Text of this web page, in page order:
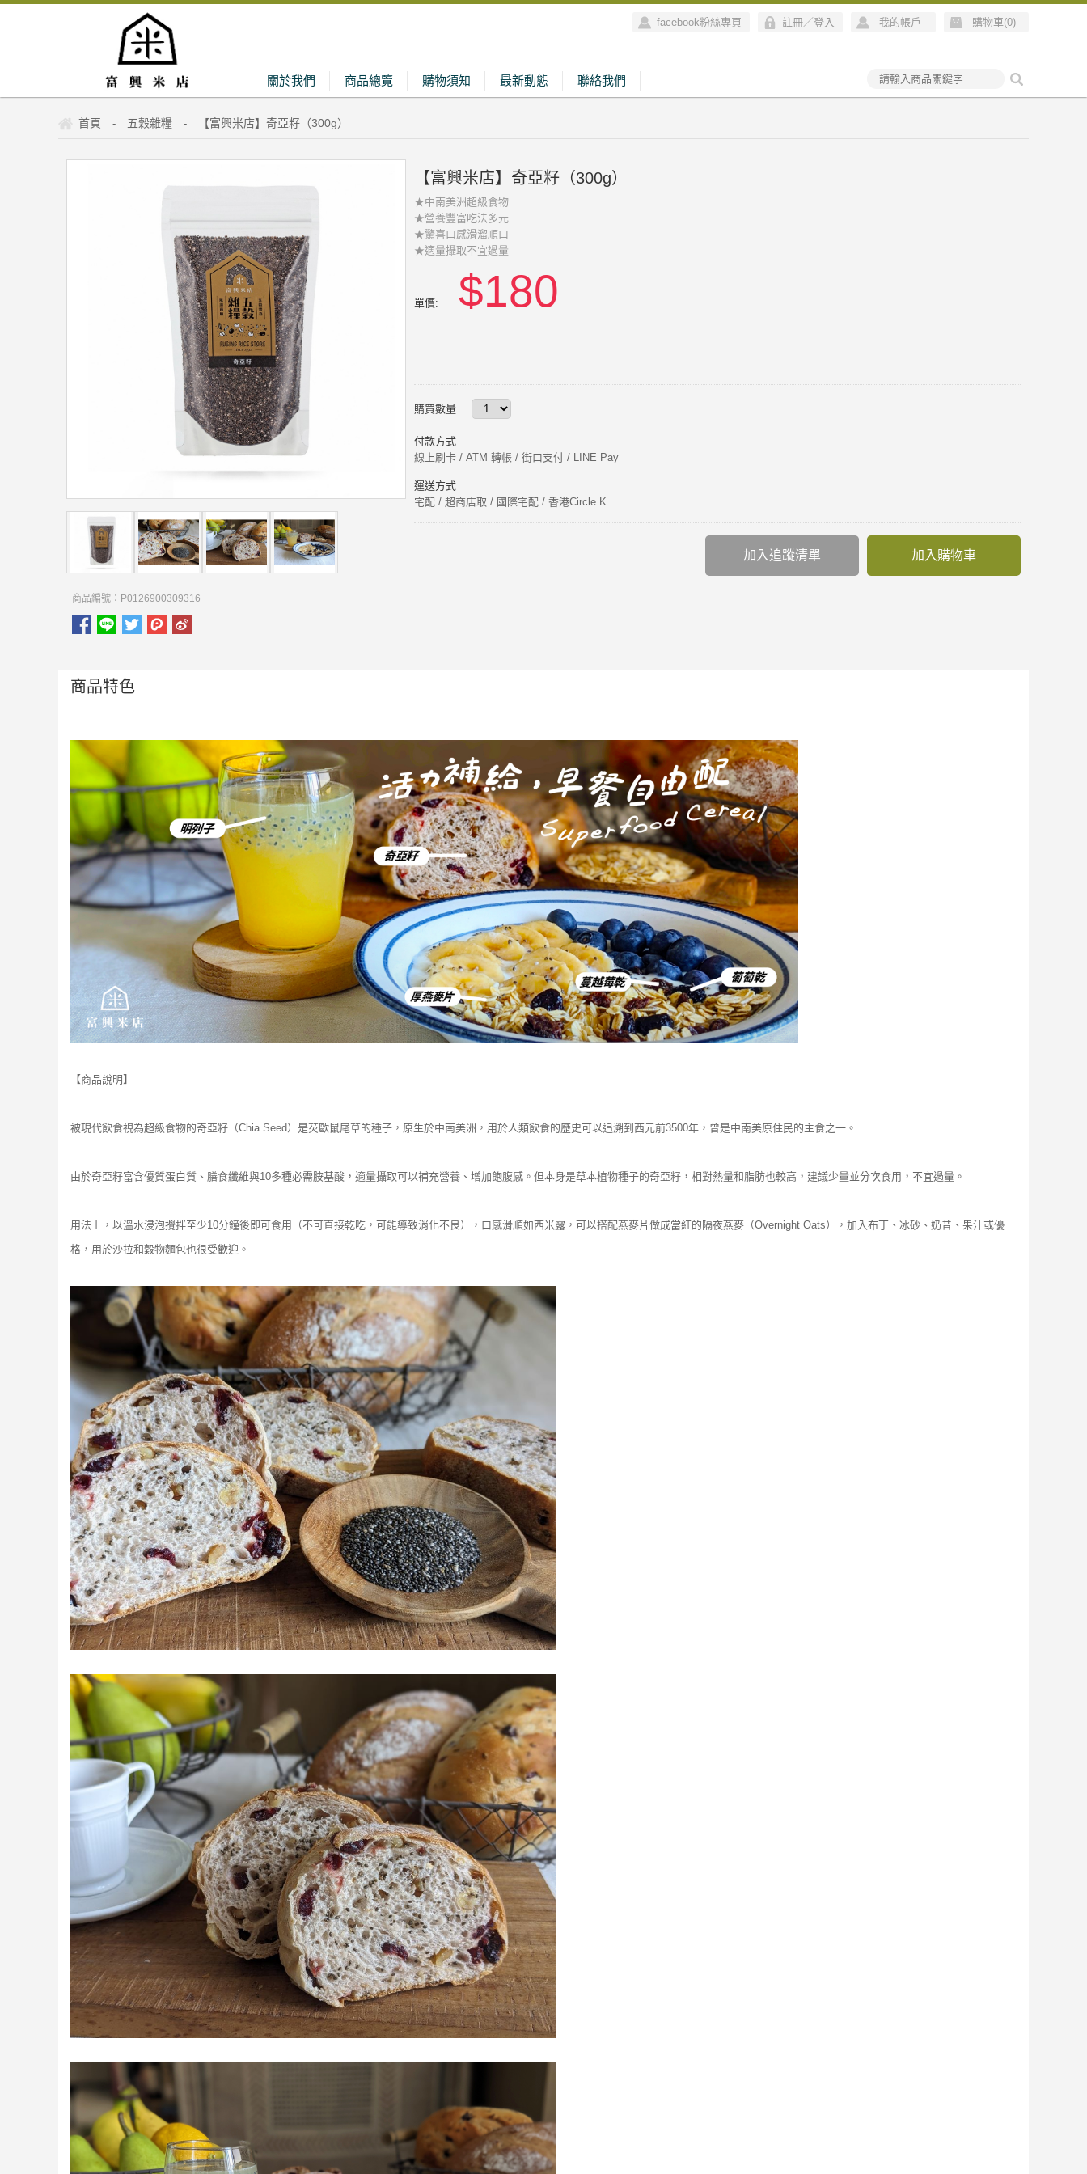
購物車(0)
我的帳戶
註冊／登入
facebook粉絲專頁
關於我們 商品總覽 購物須知 最新動態 聯絡我們
首頁 - 五穀雜糧 - 【富興米店】奇亞籽（300g）
商品編號：P0126900309316
【富興米店】奇亞籽（300g）
★中南美洲超級食物
★營養豐富吃法多元
★驚喜口感滑溜順口
★適量攝取不宜過量
單價: $180
購買數量
付款方式
線上刷卡 / ATM 轉帳 / 街口支付 / LINE Pay
運送方式
宅配 / 超商店取 / 國際宅配 / 香港Circle K
加入購物車
加入追蹤清單
商品特色
【商品說明】
被現代飲食視為超級食物的奇亞籽（Chia Seed）是芡歐鼠尾草的種子，原生於中南美洲，用於人類飲食的歷史可以追溯到西元前3500年，曾是中南美原住民的主食之一。
由於奇亞籽富含優質蛋白質、膳食纖維與10多種必需胺基酸，適量攝取可以補充營養、增加飽腹感。但本身是草本植物種子的奇亞籽，相對熱量和脂肪也較高，建議少量並分次食用，不宜過量。
用法上，以溫水浸泡攪拌至少10分鐘後即可食用（不可直接乾吃，可能導致消化不良），口感滑順如西米露，可以搭配燕麥片做成當紅的隔夜燕麥（Overnight Oats），加入布丁、冰砂、奶昔、果汁或優
格，用於沙拉和穀物麵包也很受歡迎。